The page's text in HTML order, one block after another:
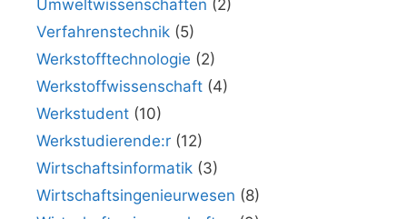
Umweltwissenschaften (2)
Verfahrenstechnik (5)
Werkstofftechnologie (2)
Werkstoffwissenschaft (4)
Werkstudent (10)
Werkstudierende:r (12)
Wirtschaftsinformatik (3)
Wirtschaftsingenieurwesen (8)